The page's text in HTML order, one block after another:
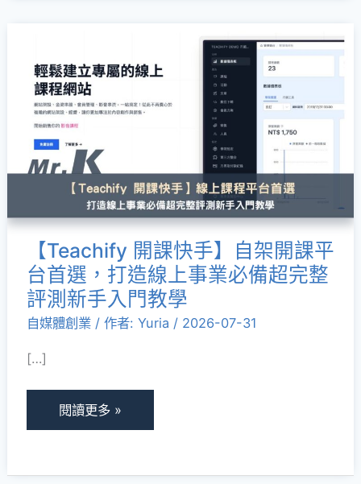
【Teachify 開課快手】自架開課平
台首選，打造線上事業必備超完整
評測新手入門教學
自媒體創業/ 作者: Yuria / 2026-07-31
[…]
課
快
手】
自
架
課
平
台
首
選，
上
閱讀更多 »